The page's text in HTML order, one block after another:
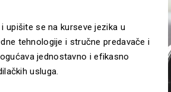
upišite se na kurseve jezika u
tehnologije i stručne predavače i
jednostavno i efikasno
usluga.